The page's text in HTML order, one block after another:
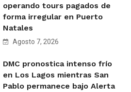
operando tours pagados de
forma irregular en Puerto
Natales
Agosto 7, 2026
DMC pronostica intenso frío
en Los Lagos mientras San
Pablo permanece bajo Alerta